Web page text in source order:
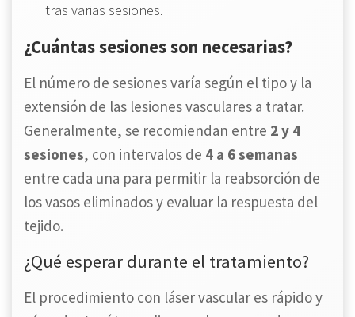
tras varias sesiones.
¿Cuántas sesiones son necesarias?
El número de sesiones varía según el tipo y la
extensión de las lesiones vasculares a tratar.
Generalmente, se recomiendan entre 2 y 4
sesiones, con intervalos de 4 a 6 semanas
entre cada una para permitir la reabsorción de
los vasos eliminados y evaluar la respuesta del
tejido.
¿Qué esperar durante el tratamiento?
El procedimiento con láser vascular es rápido y